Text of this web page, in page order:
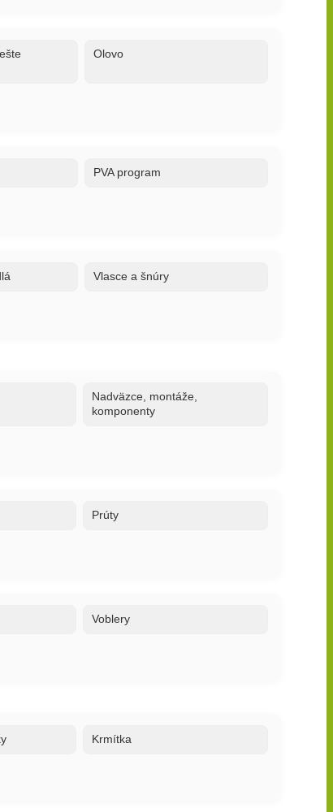
Olovo
PVA program
Vlasce a šnúry
Nadväzce, montáže,
komponenty
Prúty
Voblery
Krmítka